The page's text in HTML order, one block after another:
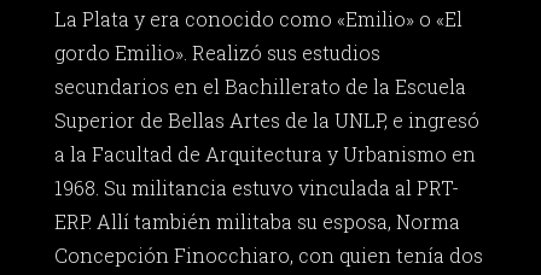
La Plata y era conocido como «Emilio» o «El
gordo Emilio». Realizó sus estudios
secundarios en el Bachillerato de la Escuela
Superior de Bellas Artes de la UNLP, e ingresó
a la Facultad de Arquitectura y Urbanismo en
1968. Su militancia estuvo vinculada al PRT-
ERP. Allí también militaba su esposa, Norma
Concepción Finocchiaro, con quien tenía dos